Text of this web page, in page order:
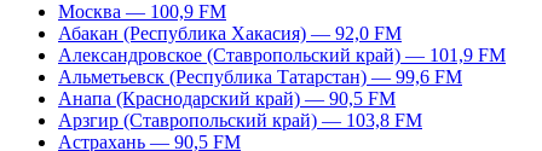
Москва — 100,9 FM
Абакан (Республика Хакасия) — 92,0 FM
Александровское (Ставропольский край) — 101,9 FM
Альметьевск (Республика Татарстан) — 99,6 FM
Анапа (Краснодарский край) — 90,5 FM
Арзгир (Ставропольский край) — 103,8 FM
Астрахань — 90,5 FM